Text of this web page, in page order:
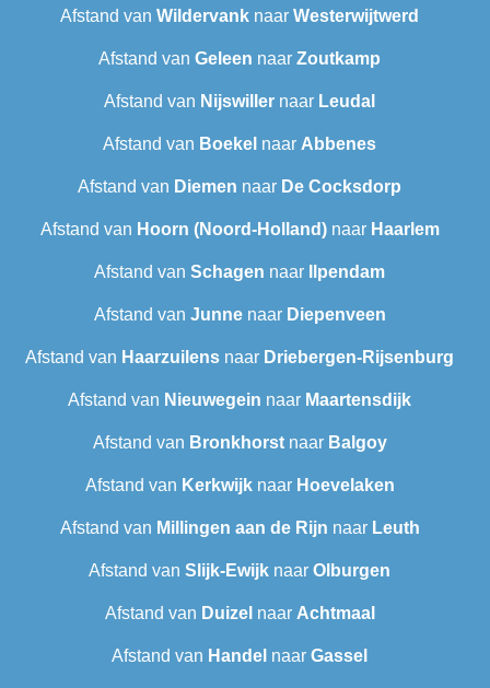
Afstand van Wildervank naar Westerwijtwerd
Afstand van Geleen naar Zoutkamp
Afstand van Nijswiller naar Leudal‎
Afstand van Boekel naar Abbenes
Afstand van Diemen naar De Cocksdorp
Afstand van Hoorn (Noord-Holland)naar Haarlem
Afstand van Schagen naar Ilpendam
Afstand van Junnenaar Diepenveen
Afstand van Haarzuilens naar Driebergen-Rijsenburg
Afstand van Nieuwegein naar Maartensdijk
Afstand van Bronkhorstnaar Balgoy
Afstand van Kerkwijknaar Hoevelaken
Afstand van Millingen aan de Rijn naar Leuth
Afstand van Slijk-Ewijk naar Olburgen
Afstand van Duizel naar Achtmaal
Afstand van Handel naar Gassel